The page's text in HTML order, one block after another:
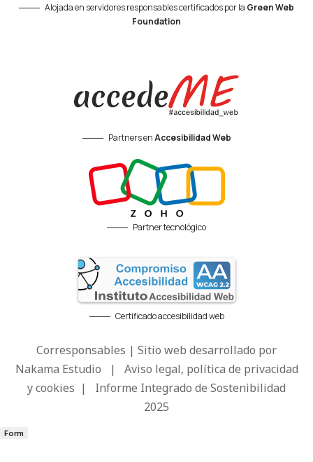
Alojada en servidores responsables certificados por la Green Web
Foundation
Partners enAccesibilidad Web
Partner tecnológico
Certificado accesibilidad web
Corresponsables | Sitio web desarrollado por
Nakama Estudio | Aviso legal, política de privacidad
y cookies | Informe Integrado de Sostenibilidad
2025
Form